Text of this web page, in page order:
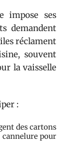
impose ses
demandent
réclament
souvent
la vaisselle
:
des cartons
pour